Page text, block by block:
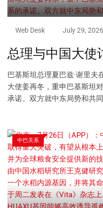
Web Desk July 29, 2026
总理与中国大使
巴基斯坦总理夏巴兹·谢里夫
大使姜再冬，重申巴基斯坦
承诺。双方就中东局势和共
中巴关系